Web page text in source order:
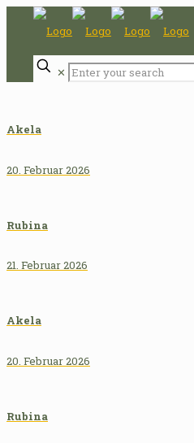
✕
Akela
20. Februar 2026
Rubina
21. Februar 2026
Akela
20. Februar 2026
Rubina